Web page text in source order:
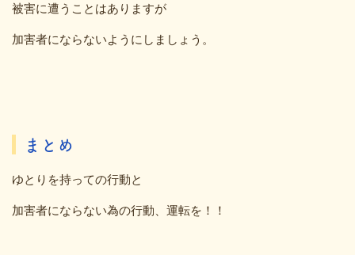
被害に遭うことはありますが
加害者にならないようにしましょう。
まとめ
ゆとりを持っての行動と
加害者にならない為の行動、運転を！！